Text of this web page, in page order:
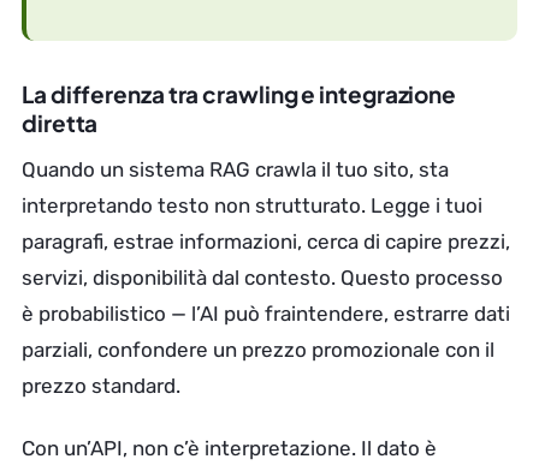
La differenza tra crawling e integrazione
diretta
Quando un sistema RAG crawla il tuo sito, sta
interpretando testo non strutturato. Legge i tuoi
paragrafi, estrae informazioni, cerca di capire prezzi,
servizi, disponibilità dal contesto. Questo processo
è probabilistico — l’AI può fraintendere, estrarre dati
parziali, confondere un prezzo promozionale con il
prezzo standard.
Con un’API, non c’è interpretazione. Il dato è